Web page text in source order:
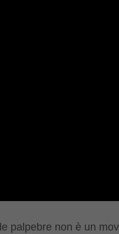
palpebre non è un